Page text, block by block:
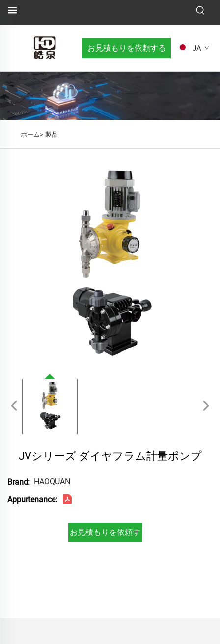
お見積もりを依頼する JA
ホーム> 製品
JVシリーズ ダイヤフラム計量ポンプ
Brand: HAOQUAN
Appurtenance:
お見積もりを依頼す